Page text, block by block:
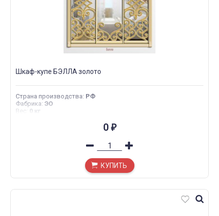
Шкаф-купе БЭЛЛА золото
Страна производства: РФ
Фабрика: ЭО
Вес : 0 кг
0 ₽
КУПИТЬ